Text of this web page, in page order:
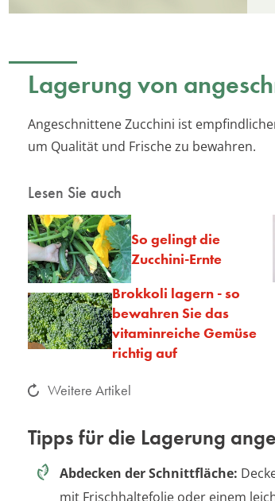
Lagerung von
Angeschnittene Zucchini ist
um Qualität und Frische zu bewahren.
Lesen Sie auch
So gelingt die
Zucchini-Ernte
Brokkoli lagern - so
bewahren Sie das
vitaminreiche Gemüse
richtig auf
Weitere Artikel
Tipps für die Lagerung
Abdecken der Schnittfläche:
mit Frischhaltefolie oder einem